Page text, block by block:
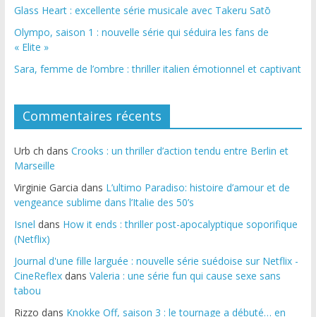
Glass Heart : excellente série musicale avec Takeru Satō
Olympo, saison 1 : nouvelle série qui séduira les fans de
« Elite »
Sara, femme de l’ombre : thriller italien émotionnel et captivant
Commentaires récents
Urb ch dans Crooks : un thriller d’action tendu entre Berlin et
Marseille
Virginie Garcia dans L’ultimo Paradiso: histoire d’amour et de
vengeance sublime dans l’Italie des 50’s
Isnel dans How it ends : thriller post-apocalyptique soporifique
(Netflix)
Journal d'une fille larguée : nouvelle série suédoise sur Netflix -
CineReflexdans Valeria : une série fun qui cause sexe sans
tabou
Rizzo dans Knokke Off, saison 3 : le tournage a débuté… en